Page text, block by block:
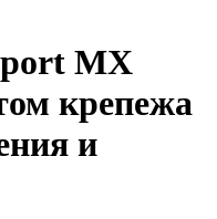
MX
крепежа
и